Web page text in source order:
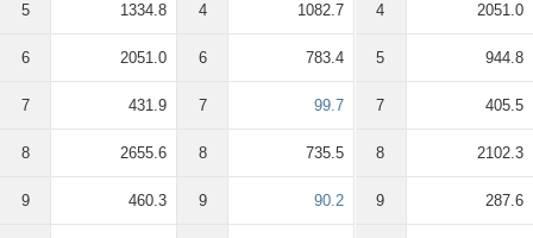
5 1334.8
6 2051.0
7 431.9
8 2655.6
9 460.3
4 1082.7
6 783.4
7 99.7
8 735.5
9 90.2
4 2051.0
5 944.8
7 405.5
8 2102.3
9 287.6